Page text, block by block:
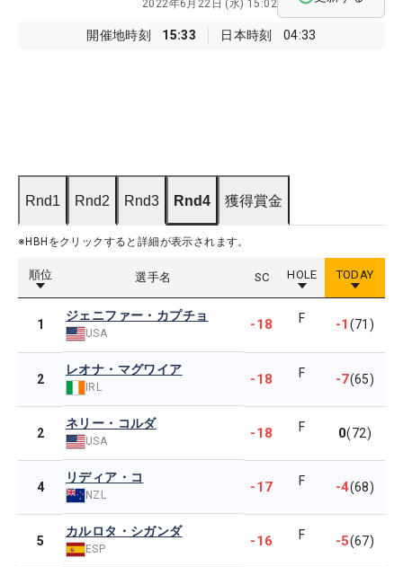
開催地時刻 15:33 日本時刻 04:33
2022年6月22日 (水) 15:02
Rnd1 Rnd2 Rnd3 Rnd4 獲得賞金
※HBHをクリックすると詳細が表示されます。
順位 選手名 SC HOLE TODAY
1
ジェニファー・カプチョ
USA
-18 F -1(71)
2
レオナ・マグワイア
IRL -18 F -7(65)
2
ネリー・コルダ
USA -18 F 0(72)
4
リディア・コ
NZL -17 F -4(68)
5
カルロタ・シガンダ
ESP -16 F -5(67)